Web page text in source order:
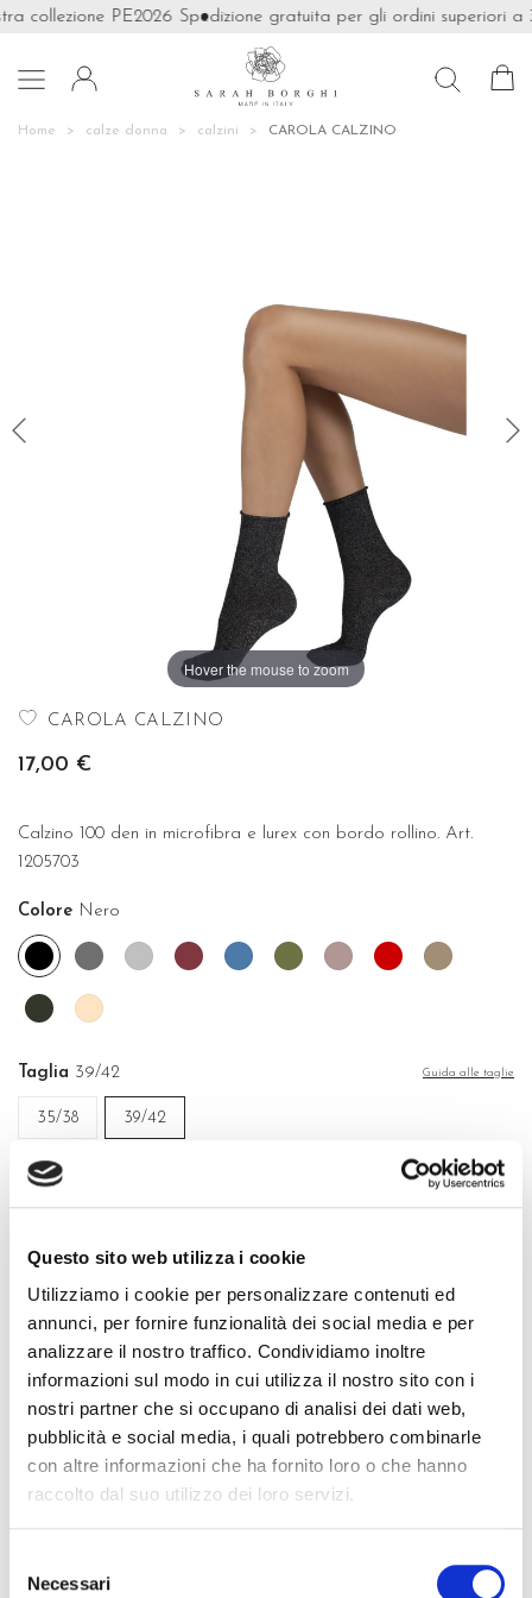
Questo sito web utilizza i cookie
Utilizziamo i cookie per personalizzare contenuti ed
annunci, per fornire funzionalità dei social media e per
analizzare il nostro traffico. Condividiamo inoltre
informazioni sul modo in cui utilizza il nostro sito con i
nostri partner che si occupano di analisi dei dati web,
pubblicità e social media, i quali potrebbero combinarle
con altre informazioni che ha fornito loro o che hanno
raccolto dal suo utilizzo dei loro servizi.
delNecessari
collezione PE2026 Spedizione gratuita per gli ordini superiori a

Home calze donna calzini CAROLA CALZINO
Hover the mouse to zoom
CAROLA CALZINO
17,00 €
Calzino 100 den in microfibra e lurex con bordo rollino. Art.
1205703
Colore Nero
Nero AcciaioArgentoBorgognaDenim MimeticoRosa
antico
Rosso Tortora
Verde
bosco
Cipria
Taglia 39/42 Guida alle taglie
35/38 39/42
Acquisti sicuri con Carte di Credito, PayPal e Bonifico Bancario